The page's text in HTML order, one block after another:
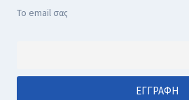
Το email σας